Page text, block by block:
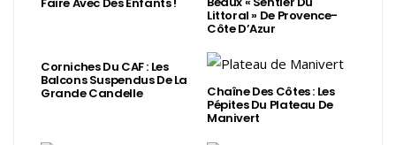
Littoral » De Provence-
Côte D’Azur
Corniches Du CAF : Les
Balcons Suspendus De La
Grande Candelle Chaîne Des Côtes : Les
Pépites Du Plateau De
Manivert